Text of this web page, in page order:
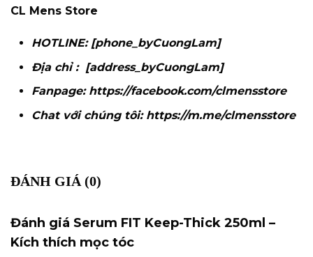
CL Mens Store
HOTLINE: [phone_byCuongLam]
Địa chỉ : [address_byCuongLam]
Fanpage: https://facebook.com/clmensstore
Chat với chúng tôi: https://m.me/clmensstore
ĐÁNH GIÁ (0)
Đánh giá Serum FIT Keep-Thick 250ml –
Kích thích mọc tóc